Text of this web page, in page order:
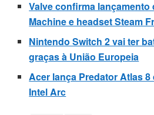
Valve confirma lançamento
Machine e headset Steam
Nintendo Switch 2 vai ter
graças à União Europeia
Acer lança Predator Atlas
Intel Arc